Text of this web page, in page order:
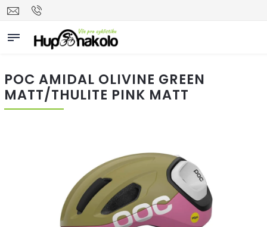
POC AMIDAL OLIVINE GREEN
MATT/THULITE PINK MATT